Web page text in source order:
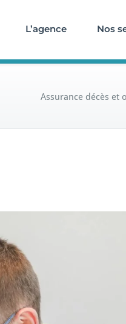
L’agence Nos
Assurance décès et